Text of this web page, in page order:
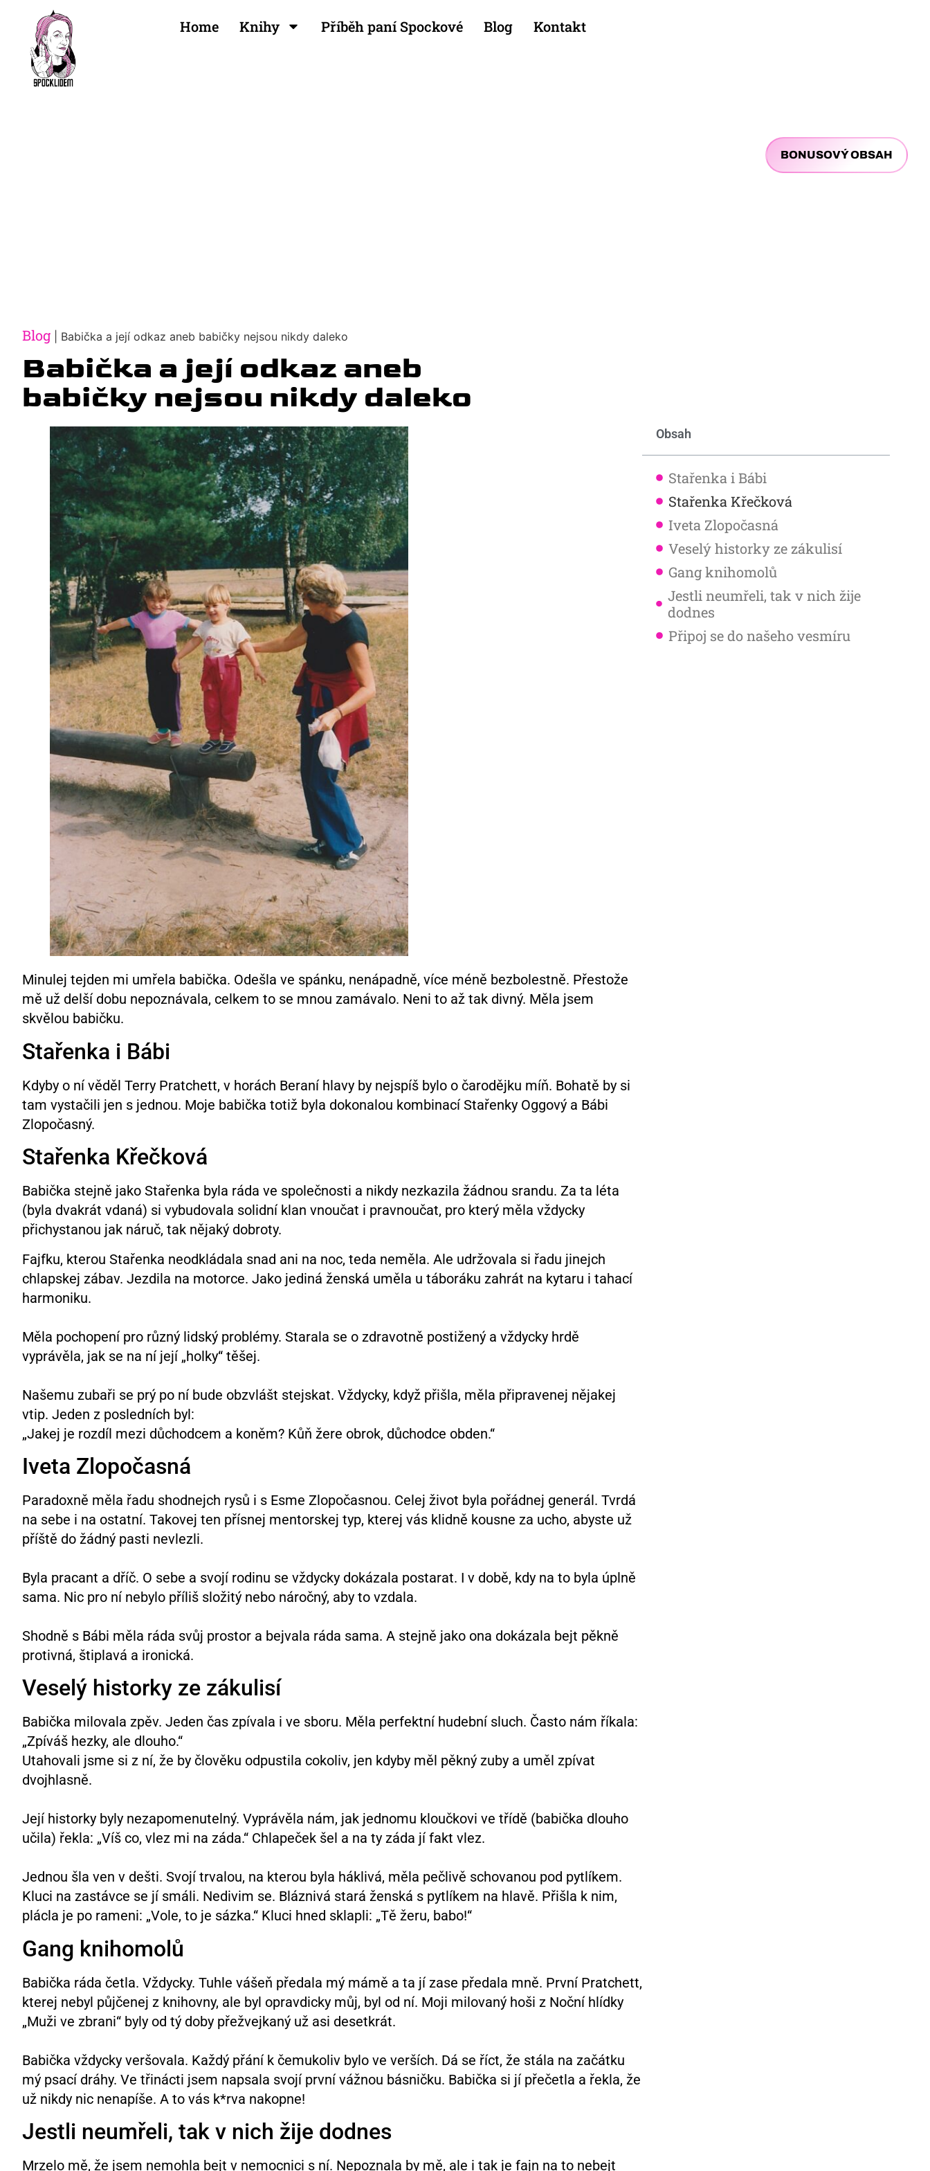
Home Knihy Příběh paní Spockové Blog Kontakt
BONUSOVÝ OBSAH
Blog Babička a její odkaz aneb babičky nejsou nikdy daleko
Babička a její odkaz aneb
babičky nejsou nikdy daleko
Minulej tejden mi umřela babička. Odešla ve spánku, nenápadně, více méně bezbolestně. Přestože
mě už delší dobu nepoznávala, celkem to se mnou zamávalo. Neni to až tak divný. Měla jsem
skvělou babičku.
Stařenka i Bábi
Kdyby o ní věděl Terry Pratchett, v horách Beraní hlavy by nejspíš bylo o čarodějku míň. Bohatě by si
tam vystačili jen s jednou. Moje babička totiž byla dokonalou kombinací Stařenky Oggový a Bábi
Zlopočasný.
Stařenka Křečková
Babička stejně jako Stařenka byla ráda ve společnosti a nikdy nezkazila žádnou srandu. Za ta léta
(byla dvakrát vdaná) si vybudovala solidní klan vnoučat i pravnoučat, pro který měla vždycky
přichystanou jak náruč, tak nějaký dobroty.
Fajfku, kterou Stařenka neodkládala snad ani na noc, teda neměla. Ale udržovala si řadu jinejch
chlapskej zábav. Jezdila na motorce. Jako jediná ženská uměla u táboráku zahrát na kytaru i tahací
harmoniku.
Měla pochopení pro různý lidský problémy. Starala se o zdravotně postižený a vždycky hrdě
vyprávěla, jak se na ní její „holky“ těšej.
Našemu zubaři se prý po ní bude obzvlášt stejskat. Vždycky, když přišla, měla připravenej nějakej
vtip. Jeden z posledních byl:
„Jakej je rozdíl mezi důchodcem a koněm? Kůň žere obrok, důchodce obden.“
Iveta Zlopočasná
Paradoxně měla řadu shodnejch rysů i s Esme Zlopočasnou. Celej život byla pořádnej generál. Tvrdá
na sebe i na ostatní. Takovej ten přísnej mentorskej typ, kterej vás klidně kousne za ucho, abyste už
příště do žádný pasti nevlezli.
Byla pracant a dříč. O sebe a svojí rodinu se vždycky dokázala postarat. I v době, kdy na to byla úplně
sama. Nic pro ní nebylo příliš složitý nebo náročný, aby to vzdala.
Shodně s Bábi měla ráda svůj prostor a bejvala ráda sama. A stejně jako ona dokázala bejt pěkně
protivná, štiplavá a ironická.
Veselý historky ze zákulisí
Babička milovala zpěv. Jeden čas zpívala i ve sboru. Měla perfektní hudební sluch. Často nám říkala:
„Zpíváš hezky, ale dlouho.“
Utahovali jsme si z ní, že by člověku odpustila cokoliv, jen kdyby měl pěkný zuby a uměl zpívat
dvojhlasně.
Její historky byly nezapomenutelný. Vyprávěla nám, jak jednomu kloučkovi ve třídě (babička dlouho
učila) řekla: „Víš co, vlez mi na záda.“ Chlapeček šel a na ty záda jí fakt vlez.
Jednou šla ven v dešti. Svojí trvalou, na kterou byla háklivá, měla pečlivě schovanou pod pytlíkem.
Kluci na zastávce se jí smáli. Nedivim se. Bláznivá stará ženská s pytlíkem na hlavě. Přišla k nim,
plácla je po rameni: „Vole, to je sázka.“ Kluci hned sklapli: „Tě žeru, babo!“
Gang knihomolů
Babička ráda četla. Vždycky. Tuhle vášeň předala mý mámě a ta jí zase předala mně. První Pratchett,
kterej nebyl půjčenej z knihovny, ale byl opravdicky můj, byl od ní. Moji milovaný hoši z Noční hlídky
„Muži ve zbrani“ byly od tý doby přežvejkaný už asi desetkrát.
Babička vždycky veršovala. Každý přání k čemukoliv bylo ve verších. Dá se říct, že stála na začátku
mý psací dráhy. Ve třinácti jsem napsala svojí první vážnou básničku. Babička si jí přečetla a řekla, že
už nikdy nic nenapíše. A to vás k*rva nakopne!
Jestli neumřeli, tak v nich žije dodnes
Mrzelo mě, že jsem nemohla bejt v nemocnici s ní. Nepoznala by mě, ale i tak je fajn na to nebejt
Obsah
Stařenka i Bábi
Stařenka Křečková
Iveta Zlopočasná
Veselý historky ze zákulisí
Gang knihomolů
Jestli neumřeli, tak v nich žije
dodnes
Připoj se do našeho vesmíru